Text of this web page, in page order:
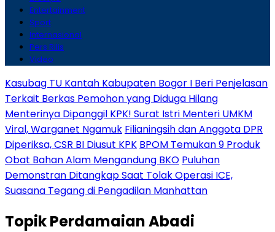
Entertainment
Sport
Internasional
Pers Rilis
Video
Kasubag TU Kantah Kabupaten Bogor I Beri Penjelasan
Terkait Berkas Pemohon yang Diduga Hilang
Menterinya Dipanggil KPK! Surat Istri Menteri UMKM
Viral, Warganet Ngamuk Filianingsih dan Anggota DPR
Diperiksa, CSR BI Diusut KPK BPOM Temukan 9 Produk
Obat Bahan Alam Mengandung BKO Puluhan
Demonstran Ditangkap Saat Tolak Operasi ICE,
Suasana Tegang di Pengadilan Manhattan
TopikPerdamaian Abadi